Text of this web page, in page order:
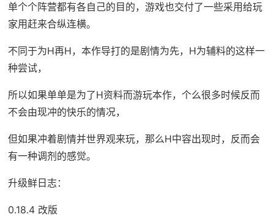
单个个阵营都有各自己的目的，游戏也交付了一些采用给玩
家用赶来合纵连横。
不同于为H再H，本作导打的是剧情为先，H为辅料的这样一
种尝试，
所以如果单单是为了H资料而游玩本作，个么很多时候反而
不会由现冲的快乐的情况，
但如果冲着剧情并世界观来玩，那么H中容出现时，反而会
有一种调剂的感觉。
升级鲜日志：
0.18.4 改版